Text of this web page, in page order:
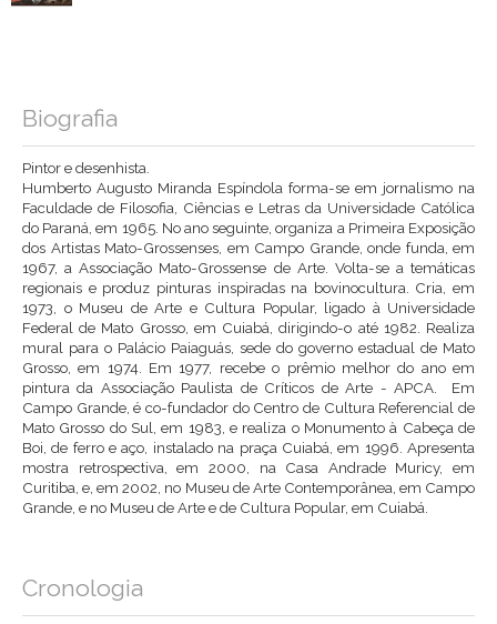
Biografia
Pintor e desenhista.
Humberto Augusto Miranda Espíndola forma-se em jornalismo na
Faculdade de Filosofia, Ciências e Letras da Universidade Católica
do Paraná, em 1965. No ano seguinte, organiza a Primeira Exposição
dos Artistas Mato-Grossenses, em Campo Grande, onde funda, em
1967, a Associação Mato-Grossense de Arte. Volta-se a temáticas
regionais e produz pinturas inspiradas na bovinocultura. Cria, em
1973, o Museu de Arte e Cultura Popular, ligado à Universidade
Federal de Mato Grosso, em Cuiabá, dirigindo-o até 1982. Realiza
mural para o Palácio Paiaguás, sede do governo estadual de Mato
Grosso, em 1974. Em 1977, recebe o prêmio melhor do ano em
pintura da Associação Paulista de Críticos de Arte - APCA. Em
Campo Grande, é co-fundador do Centro de Cultura Referencial de
Mato Grosso do Sul, em 1983, e realiza o Monumento à Cabeça de
Boi, de ferro e aço, instalado na praça Cuiabá, em 1996. Apresenta
mostra retrospectiva, em 2000, na Casa Andrade Muricy, em
Curitiba, e, em 2002, no Museu de Arte Contemporânea, em Campo
Grande, e no Museu de Arte e de Cultura Popular, em Cuiabá.
Cronologia